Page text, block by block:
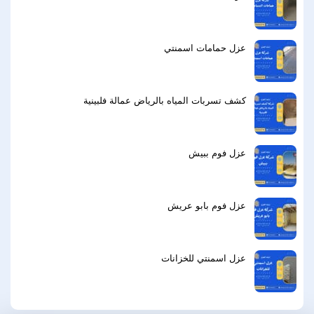
عزل حمامات اسمنتي
كشف تسربات المياه بالرياض عمالة فلبينية
عزل فوم ببيش
عزل فوم بابو عريش
عزل اسمنتي للخزانات